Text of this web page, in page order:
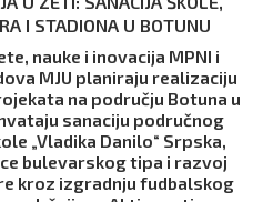
I STADIONA U BOTUNU
nauke i inovacija MPNI i
MJU planiraju realizaciju
na području Botuna u
sanaciju područnog
„Vladika Danilo“ Srpska,
bulevarskog tipa i razvoj
kroz izgradnju fudbalskog